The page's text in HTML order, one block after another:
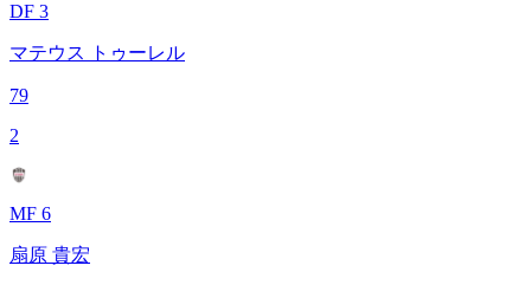
DF 3
マテウス トゥーレル
79
2
MF 6
扇原 貴宏